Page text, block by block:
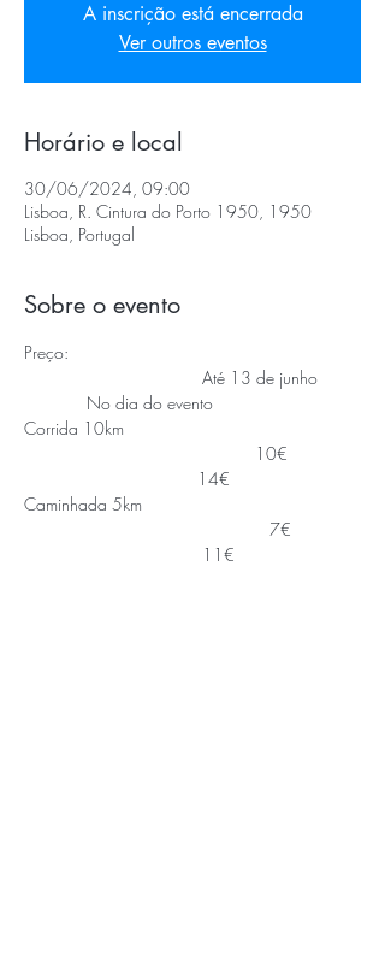
A inscrição está encerrada
Ver outros eventos
Horário e local
30/06/2024, 09:00
Lisboa, R. Cintura do Porto 1950, 1950
Lisboa, Portugal
Sobre o evento
Preço:
Até 13 de junho
No dia do evento
Corrida 10km
10€
14€
Caminhada 5km
7€
11€